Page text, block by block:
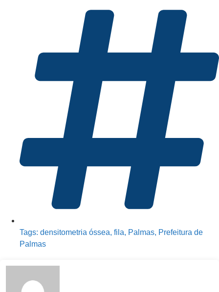
Tags: densitometria óssea, fila, Palmas, Prefeitura de
Palmas